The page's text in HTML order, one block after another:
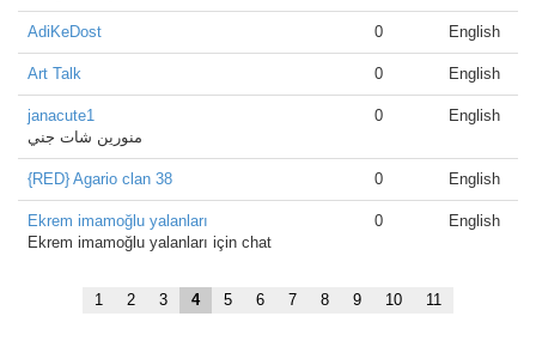
AdiKeDost 0 English
Art Talk 0 English
janacute1
منورين شات جني
0 English
{RED} Agario clan 38 0 English
Ekrem imamoğlu yalanları
Ekrem imamoğlu yalanları için chat
0 English
1 2 3 4 5 6 7 8 9 10 11